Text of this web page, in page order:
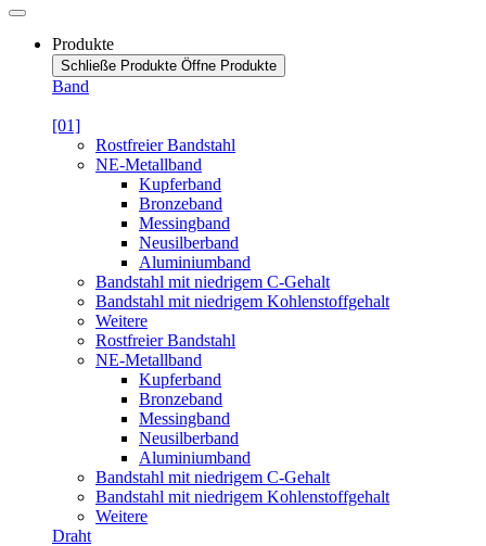
Produkte
Schließe Produkte Öffne Produkte
Band
[01]
Rostfreier Bandstahl
NE-Metallband
Kupferband
Bronzeband
Messingband
Neusilberband
Aluminiumband
Bandstahl mit niedrigem C-Gehalt
Bandstahl mit niedrigem Kohlenstoffgehalt
Weitere
Rostfreier Bandstahl
NE-Metallband
Kupferband
Bronzeband
Messingband
Neusilberband
Aluminiumband
Bandstahl mit niedrigem C-Gehalt
Bandstahl mit niedrigem Kohlenstoffgehalt
Weitere
Draht